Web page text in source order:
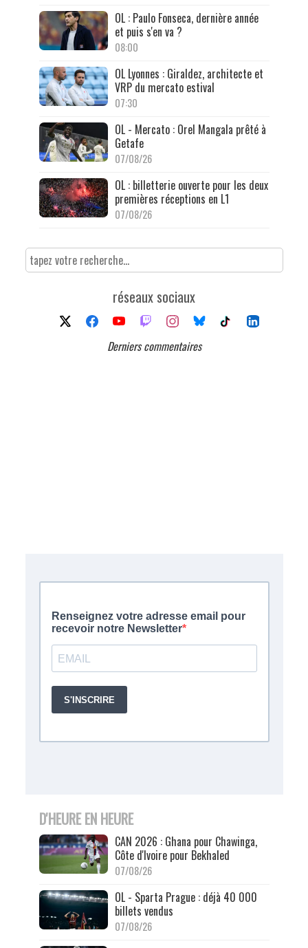
OL : Paulo Fonseca, dernière année
et puis s'en va ?
08:00
OL Lyonnes : Giraldez, architecte et
VRP du mercato estival
07:30
OL - Mercato : Orel Mangala prêté à
Getafe
07/08/26
OL : billetterie ouverte pour les deux
premières réceptions en L1
07/08/26
réseaux sociaux
Derniers commentaires
D'HEURE EN HEURE
CAN 2026 : Ghana pour Chawinga,
Côte d'Ivoire pour Bekhaled
07/08/26
OL - Sparta Prague : déjà 40 000
billets vendus
07/08/26